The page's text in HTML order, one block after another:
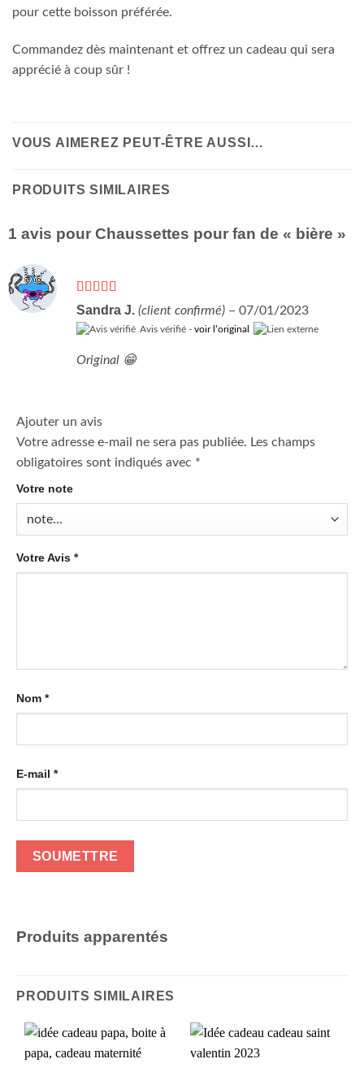
pour cette boisson préférée.
Commandez dès maintenant et offrez un cadeau qui sera
apprécié à coup sûr !
VOUS AIMEREZ PEUT-ÊTRE AUSSI…
PRODUITS SIMILAIRES
1 avis pour Chaussettes pour fan de « bière »
Note5sur 5
Sandra J. (client confirmé) – 07/01/2023
Avis vérifié - voir l’original
Original 😁
Ajouter un avis
Votre adresse e-mail ne sera pas publiée. Les champs
obligatoires sont indiqués avec *
Votre note
Votre Avis *
Nom *
E-mail *
Produits apparentés
PRODUITS SIMILAIRES